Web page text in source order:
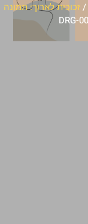
/זכוכית לארוך: תמונה